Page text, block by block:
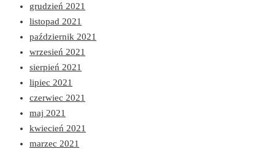
grudzień 2021
listopad 2021
październik 2021
wrzesień 2021
sierpień 2021
lipiec 2021
czerwiec 2021
maj 2021
kwiecień 2021
marzec 2021